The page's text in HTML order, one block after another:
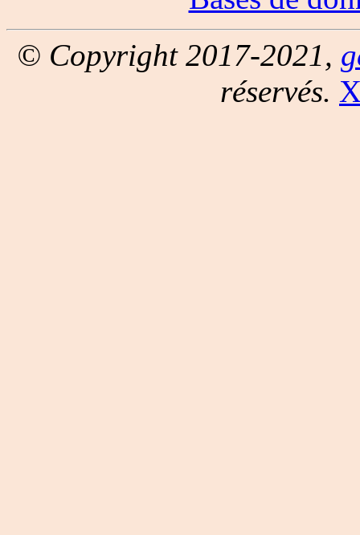
© Copyright 2017-2021,
réservés.